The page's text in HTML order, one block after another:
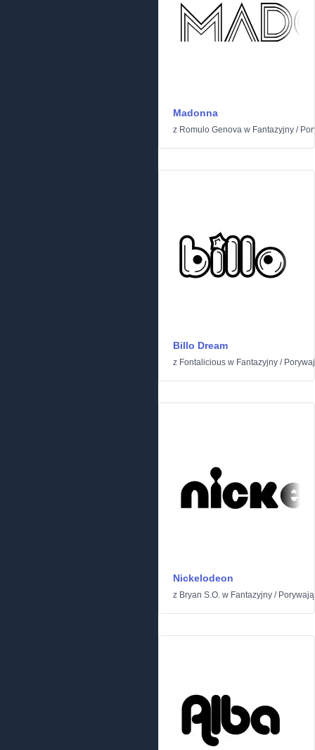
Madonna
z Romulo Genova w Fantazyjny /
Billo Dream
z Fontalicious w Fantazyjny /
Nickelodeon
z Bryan S.O. w Fantazyjny /